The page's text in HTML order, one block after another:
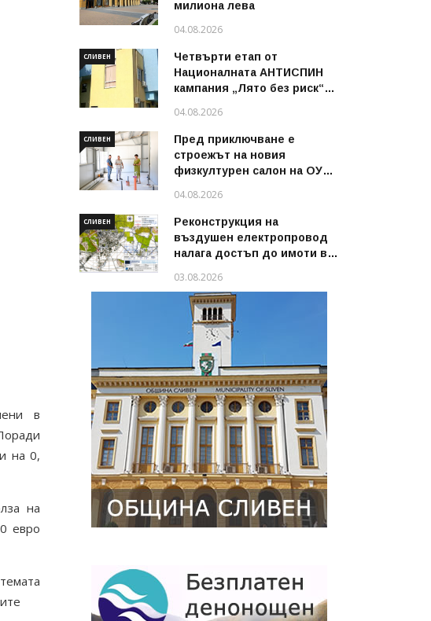
в
на 0,
на
евро
милиона лева
04.08.2026
СЛИВЕН
Четвърти етап от
Националната АНТИСПИН
кампания „Лято без риск“
през август 2026 г.
04.08.2026
СЛИВЕН
Пред приключване е
строежът на новия
физкултурен салон на ОУ
Сливен
04.08.2026
СЛИВЕН
Реконструкция на
въздушен електропровод
налага достъп до имоти в
03.08.2026